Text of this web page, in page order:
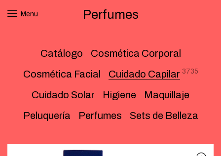
Menu Perfumes
Catálogo
Cosmética Corporal
Cosmética Facial
Cuidado Capilar 3735
Cuidado Solar Higiene
Maquillaje
Peluquería
Perfumes Sets de Belleza